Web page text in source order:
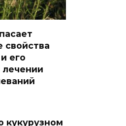
его
лечении
кукурузном